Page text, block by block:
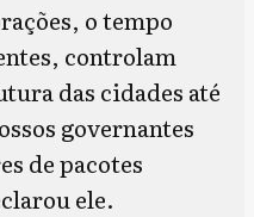
o tempo
controlam
das cidades até
governantes
de pacotes
ele.